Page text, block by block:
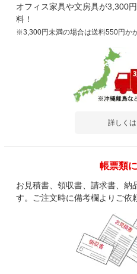
オフィス家具や文房具が3,300
料！
※3,300円未満の場合は送料550円か
詳しく
帳票類
お見積書、領収書、請求書、納
す。ご注文時に備考欄よりご依